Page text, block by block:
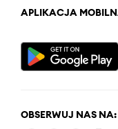
APLIKACJA
OBSERWUJ NAS NA: